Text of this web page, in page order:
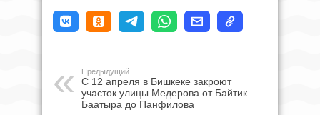
Предыдущий
С 12 апреля в Бишкеке закроют
участок улицы Медерова от Байтик
Баатыра до Панфилова